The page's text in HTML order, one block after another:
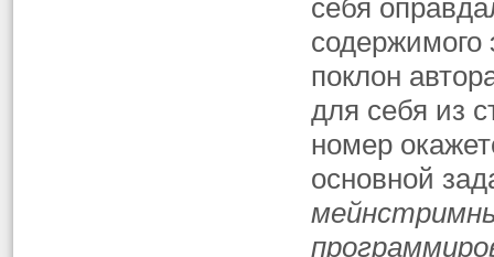
себя
содержимого
поклон
для себя из
номер
основной